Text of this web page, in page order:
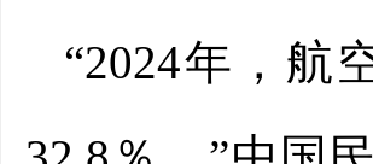
“2024年，航